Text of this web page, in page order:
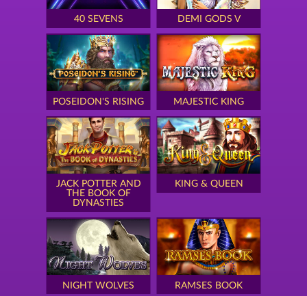
40 SEVENS DEMI GODS V
POSEIDON'S RISING MAJESTIC KING
JACK POTTER AND
THE BOOK OF
DYNASTIES
KING & QUEEN
NIGHT WOLVES RAMSES BOOK